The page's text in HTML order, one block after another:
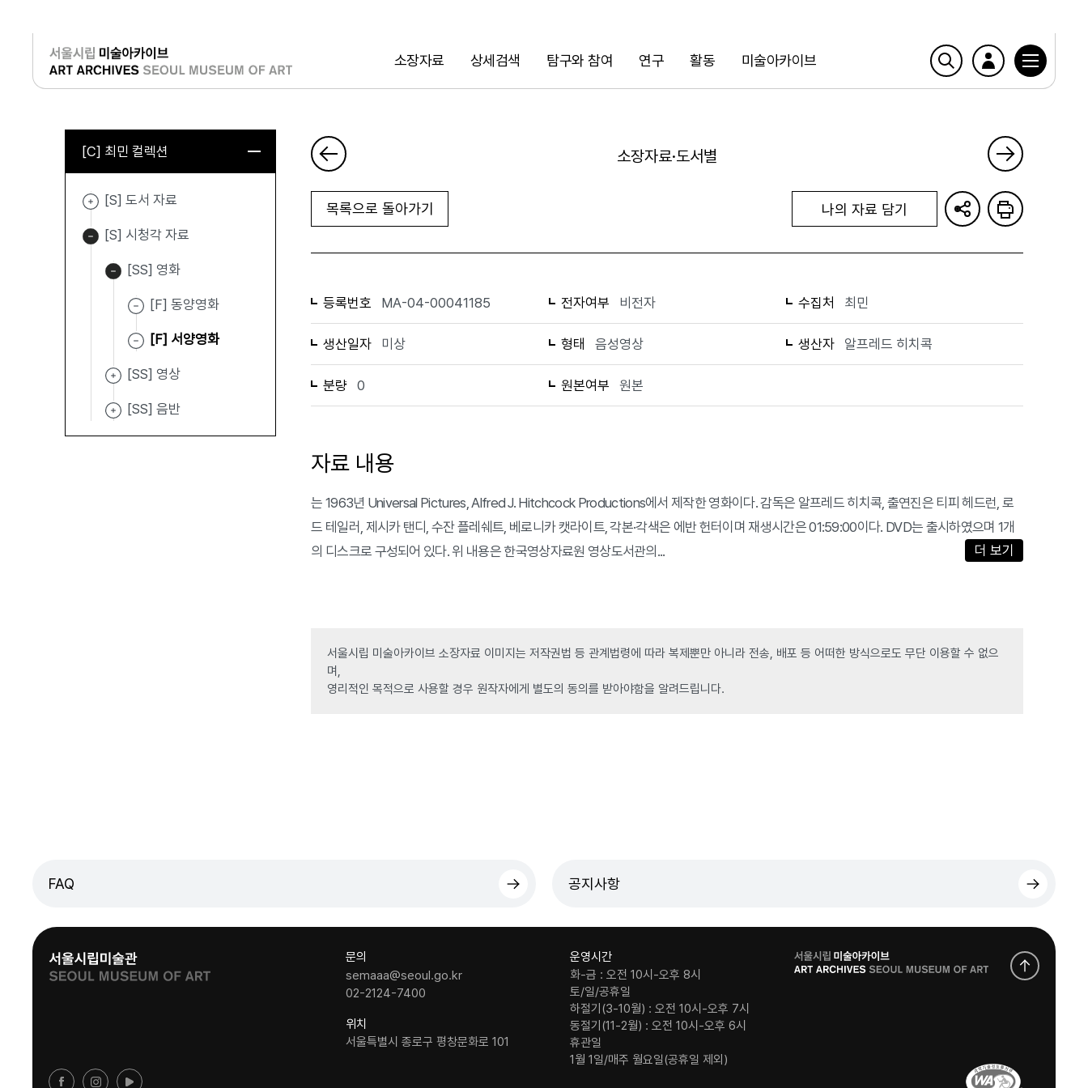
소장자료 상세검색 탐구와 참여 연구 활동 미술아카이브
검색
로그인
[C] 최민 컬렉션
[S] 도서 자료
[S] 시청각 자료
[SS] 영화
[F] 동양영화
[F] 서양영화
[SS] 영상
[SS] 음반
소장자료·도서별
목록으로 돌아가기 나의 자료 담기
등록번호 MA-04-00041185 전자여부 비전자 수집처 최민
생산일자 미상 형태 음성영상 생산자 알프레드 히치콕
분량 0 원본여부 원본
자료 내용
는 1963년 Universal Pictures, Alfred J. Hitchcock Productions에서 제작한 영화이다. 감독은 알프레드 히치콕, 출연진은 티피 헤드런, 로
드 테일러, 제시카 탠디, 수잔 플레쉐트, 베로니카 캣라이트, 각본·각색은 에반 헌터이며 재생시간은 01:59:00이다. DVD는 출시하였으며 1개
의 디스크로 구성되어 있다. 위 내용은 한국영상자료원 영상도서관의...
더 보기
서울시립 미술아카이브 소장자료 이미지는 저작권법 등 관계법령에 따라 복제뿐만 아니라 전송, 배포 등 어떠한 방식으로도 무단 이용할 수 없으
며,
영리적인 목적으로 사용할 경우 원작자에게 별도의 동의를 받아야함을 알려드립니다.
FAQ 공지사항
문의
semaaa@seoul.go.kr
02-2124-7400
위치
서울특별시 종로구 평창문화로 101
운영시간
화-금 : 오전 10시-오후 8시
토/일/공휴일
하절기(3-10월) : 오전 10시-오후 7시
동절기(11-2월) : 오전 10시-오후 6시
휴관일
1월 1일/매주 월요일(공휴일 제외)
로
고